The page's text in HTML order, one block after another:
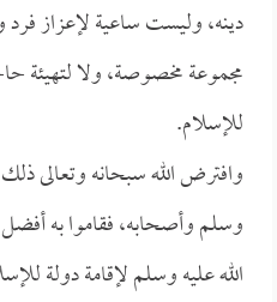
دينه، وليست ساعية لإعزاز فرد
مجموعة مخصوصة، ولا لتهيئة
للإسلام.
وافترض الله سبحانه وتعالى
وسلم وأصحابه، فقاموا به
الله عليه وسلم لإقامة دولة